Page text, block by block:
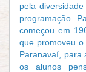
pela
programação.
começou em
que promoveu
Paranavaí, para
os alunos